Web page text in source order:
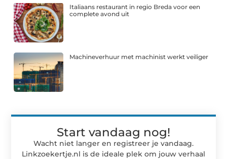
Italiaans restaurant in regio Breda voor een
complete avond uit
Machineverhuur met machinist werkt veiliger
Start vandaag nog!
Wacht niet langer en registreer je vandaag.
Linkzoekertje.nl is de ideale plek om jouw verhaal